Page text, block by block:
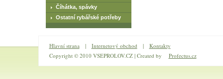
Číhátka, spávky
Ostatní rybářské potřeby
Hlavní strana | Internetový obchod |
Kontakty
Copyright © 2010 VSEPROLOV.CZ | Created by
Profectus.cz